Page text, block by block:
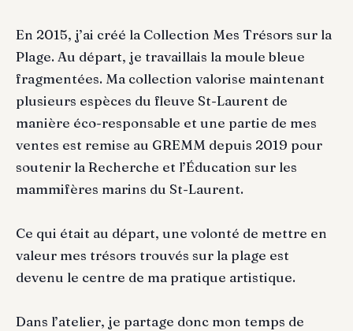
En 2015, j’ai créé la Collection Mes Trésors sur la
Plage. Au départ, je travaillais la moule bleue
fragmentées. Ma collection valorise maintenant
plusieurs espèces du fleuve St-Laurent de
manière éco-responsable et une partie de mes
ventes est remise au GREMM depuis 2019 pour
soutenir la Recherche et l’Éducation sur les
mammifères marins du St-Laurent.
Ce qui était au départ, une volonté de mettre en
valeur mes trésors trouvés sur la plage est
devenu le centre de ma pratique artistique.
Dans l’atelier, je partage donc mon temps de